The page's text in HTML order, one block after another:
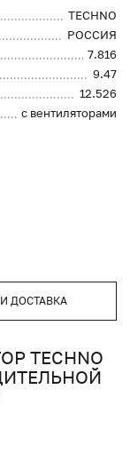
TECHNO
РОССИЯ
7.816
9.47
12.526
с вентиляторами
ДОСТАВКА
TECHNO